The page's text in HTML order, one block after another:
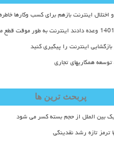
اینترنت بازهم برای کسب وکارها
اینترنت را پیگیری کنید
توسعه همکاریهای تجاری
پربحث ترین ها
بین الملل از حجم بسته کسر می شود
ترمز تازه رشد نقدینگی